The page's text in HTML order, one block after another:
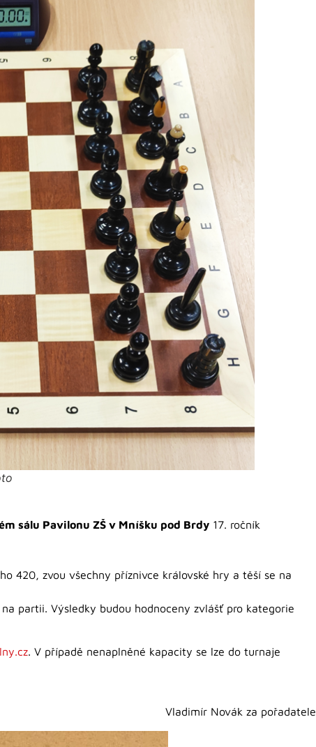
sálu Pavilonu ZŠ v Mníšku pod Brdy 17. ročník
420, zvou všechny příznivce královské hry a těší se na
partii. Výsledky budou hodnoceny zvlášť pro kategorie
. V případě nenaplněné kapacity se lze do turnaje
Vladimír Novák za pořadatele